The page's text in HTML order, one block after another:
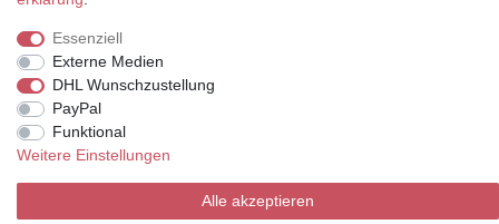
© Copyright 2026 | Alle Rechte vorbehalten.
Essenziell
Externe Medien
DHL Wunschzustellung
PayPal
Funktional
Weitere Einstellungen
Alle akzeptieren